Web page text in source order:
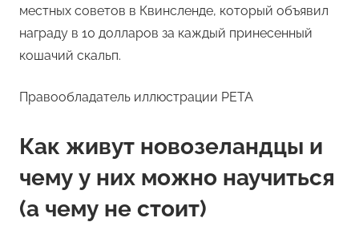
местных советов в Квинсленде, который объявил
награду в 10 долларов за каждый принесенный
кошачий скальп.
Правообладатель иллюстрации PETA
Как живут новозеландцы и
чему у них можно научиться
(а чему не стоит)